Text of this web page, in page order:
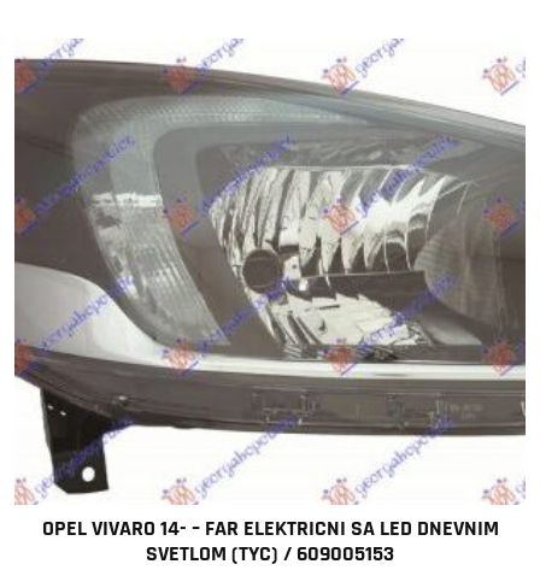
OPEL VIVARO 14- – FAR ELEKTRICNI SA LED DNEVNIM
SVETLOM (TYC) / 609005153